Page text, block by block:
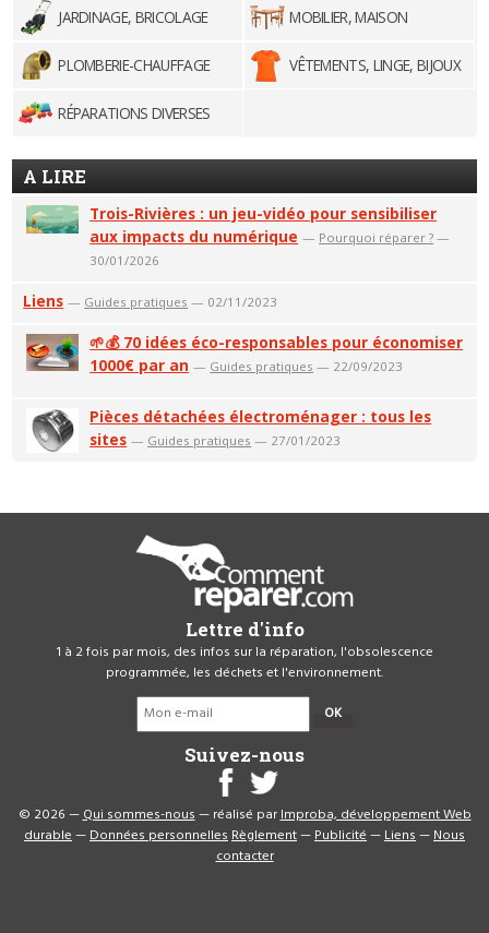
JARDINAGE, BRICOLAGE
MOBILIER, MAISON
PLOMBERIE-CHAUFFAGE VÊTEMENTS, LINGE, BIJOUX
RÉPARATIONS DIVERSES
A LIRE
Trois-Rivières : un jeu-vidéo pour sensibiliser
aux impacts du numérique — Pourquoi réparer ? —
30/01/2026
Liens — Guides pratiques — 02/11/2023
🌱💰 70 idées éco-responsables pour économiser
1000€ par an — Guides pratiques — 22/09/2023
Pièces détachées électroménager : tous les
sites — Guides pratiques — 27/01/2023
Lettre d'info
1 à 2 fois par mois, des infos sur la réparation, l'obsolescence
programmée, les déchets et l'environnement.
OK
Suivez-nous
© 2026 —Qui sommes-nous— réalisé parImproba, développement Web
durable—Données personnellesRèglement—Publicité—Liens—Nous
contacter